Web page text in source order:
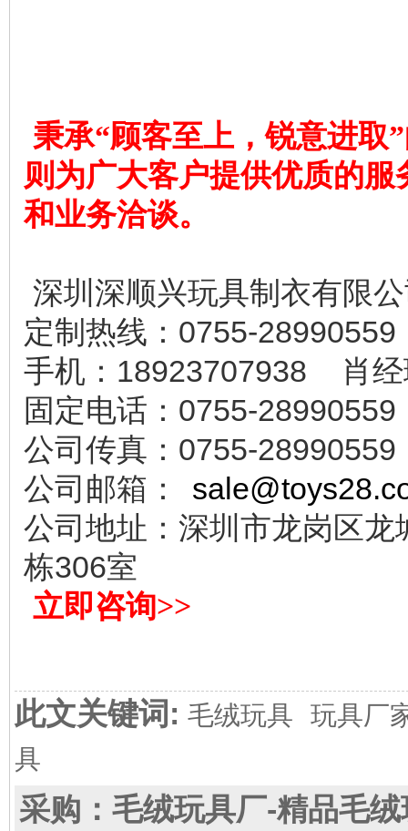
秉承“顾客至上，锐意进取
则为广大客户提供优质的
和业务洽谈。
深圳深顺兴玩具制衣有限
定制热线：0755-28990559
手机：18923707938 肖
固定电话：0755-28990559
公司传真：0755-28990559
公司邮箱：
公司地址：深圳市龙岗区
栋306室
立即咨询>>
此文关键词: 毛绒玩具
玩具厂
具
采购：毛绒玩具厂-精品毛